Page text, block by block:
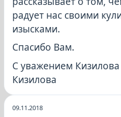
радует нас своими
изысками.
Спасибо Вам.
С уважением
Кизилова
09.11.2018